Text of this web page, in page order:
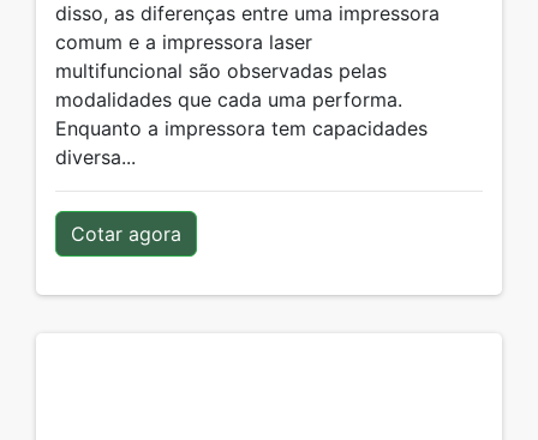
disso, as diferenças entre uma impressora
comum e a impressora laser
multifuncional são observadas pelas
modalidades que cada uma performa.
Enquanto a impressora tem capacidades
diversa...
Cotar agora